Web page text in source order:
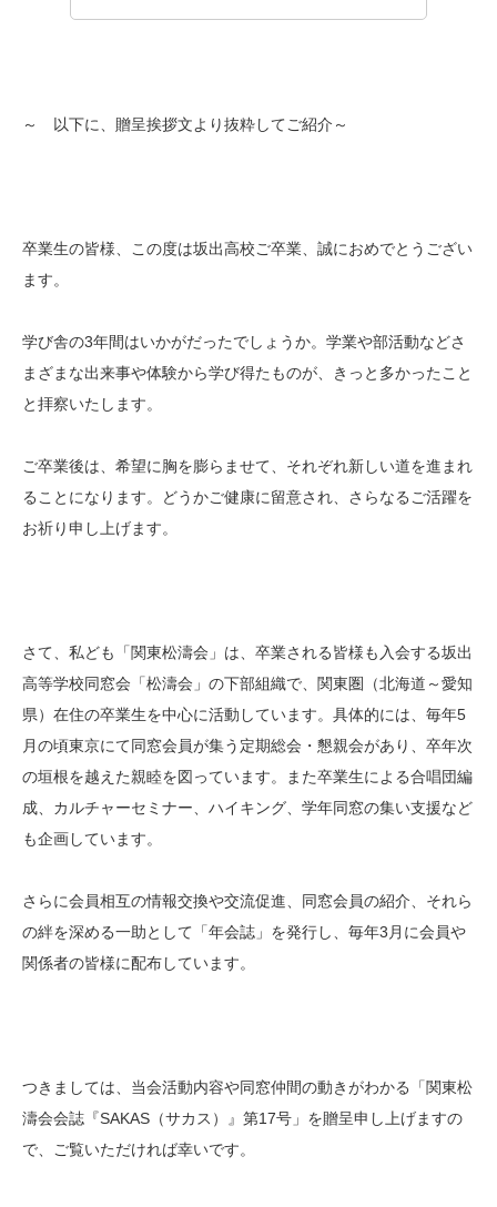
～ 以下に、贈呈挨拶文より抜粋してご紹介～
卒業生の皆様、この度は坂出高校ご卒業、誠におめでとうござい
ます。
学び舎の3年間はいかがだったでしょうか。学業や部活動などさ
まざまな出来事や体験から学び得たものが、きっと多かったこと
と拝察いたします。
ご卒業後は、希望に胸を膨らませて、それぞれ新しい道を進まれ
ることになります。どうかご健康に留意され、さらなるご活躍を
お祈り申し上げます。
さて、私ども「関東松濤会」は、卒業される皆様も入会する坂出
高等学校同窓会「松濤会」の下部組織で、関東圏（北海道～愛知
県）在住の卒業生を中心に活動しています。具体的には、毎年5
月の頃東京にて同窓会員が集う定期総会・懇親会があり、卒年次
の垣根を越えた親睦を図っています。また卒業生による合唱団編
成、カルチャーセミナー、ハイキング、学年同窓の集い支援など
も企画しています。
さらに会員相互の情報交換や交流促進、同窓会員の紹介、それら
の絆を深める一助として「年会誌」を発行し、毎年3月に会員や
関係者の皆様に配布しています。
つきましては、当会活動内容や同窓仲間の動きがわかる「関東松
濤会会誌『SAKAS（サカス）』第17号」を贈呈申し上げますの
で、ご覧いただければ幸いです。